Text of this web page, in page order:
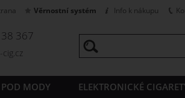
367
cig.cz
POD MODY ELEKTRONICKÉ
Věrnostní systém Info k nákupu